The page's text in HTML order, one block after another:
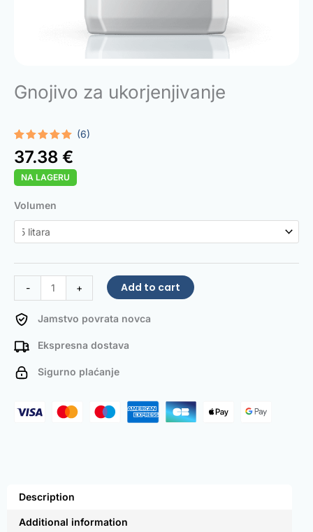
Gnojivo za ukorjenjivanje
Rated 5.00
out of 5
based on
6
customer
ratings
(6)
37.38 €
NA LAGERU
Volumen
-
Rooting
Fertilizer
quantity
+ Add to cart
Jamstvo povrata novca
Ekspresna dostava
Sigurno plaćanje
Description
Additional information